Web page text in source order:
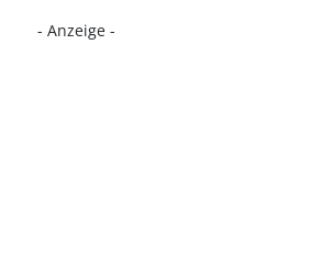
- Anzeige -